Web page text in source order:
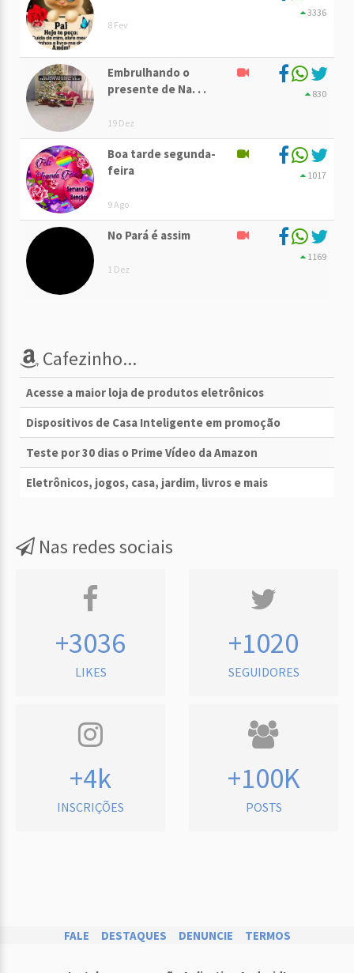
8 Fev
3336
Embrulhando o
presente de Na. . .
19 Dez
830
Boa tarde segunda-
feira
9 Ago
1017
No Pará é assim
1 Dez
1169
Cafezinho...
Acesse a maior loja de produtos eletrônicos
Dispositivos de Casa Inteligente em promoção
Teste por 30 dias o Prime Vídeo da Amazon
Eletrônicos, jogos, casa, jardim, livros e mais
Nas redes sociais
+3036
LIKES
+1020
SEGUIDORES
+4k
INSCRIÇÕES
+100K
POSTS
FALE DESTAQUES DENUNCIE TERMOS